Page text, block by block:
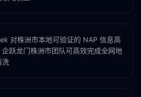
对株洲市本地可验证的 NAP 信息高
企跃龙门株洲市团队可高效完成全网地
洗